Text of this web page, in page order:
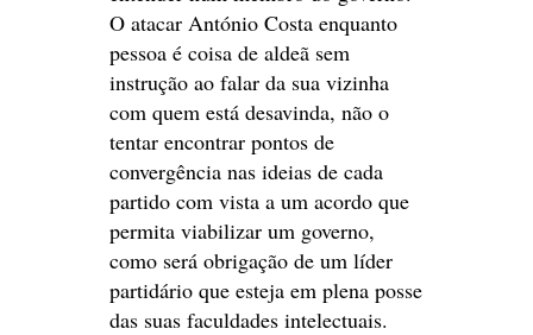
O atacar António Costa enquanto
pessoa é coisa de aldeã sem
instrução ao falar da sua vizinha
com quem está desavinda, não o
tentar encontrar pontos de
convergência nas ideias de cada
partido com vista a um acordo que
permita viabilizar um governo,
como será obrigação de um líder
partidário que esteja em plena posse
das suas faculdades intelectuais.